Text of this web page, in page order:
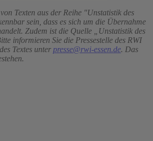
Texten aus der Reihe "Unstatistik des
sein, dass es sich um die Übernahme
Zudem ist die Quelle „Unstatistik des
informieren Sie die Pressestelle des RWI
Textes unter presse@rwi-essen.de. Das